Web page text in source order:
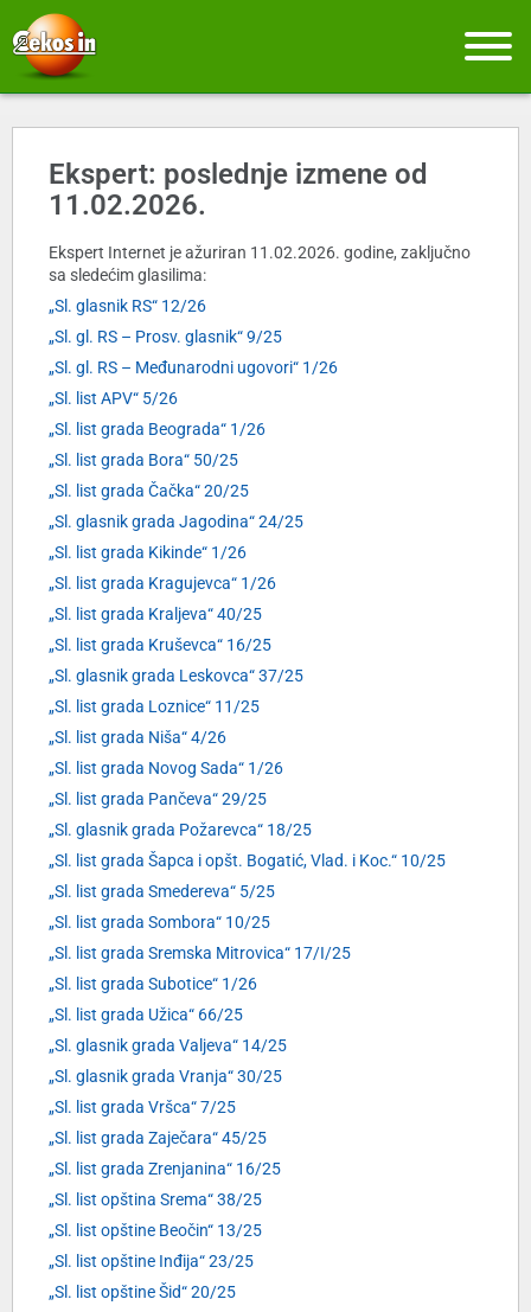
Ekspert: poslednje izmene od
11.02.2026.
Ekspert Internet je ažuriran 11.02.2026. godine, zaključno
sa sledećim glasilima:
„Sl. glasnik RS“ 12/26
„Sl. gl. RS – Prosv. glasnik“ 9/25
„Sl. gl. RS – Međunarodni ugovori“ 1/26
„Sl. list APV“ 5/26
„Sl. list grada Beograda“ 1/26
„Sl. list grada Bora“ 50/25
„Sl. list grada Čačka“ 20/25
„Sl. glasnik grada Jagodina“ 24/25
„Sl. list grada Kikinde“ 1/26
„Sl. list grada Kragujevca“ 1/26
„Sl. list grada Kraljeva“ 40/25
„Sl. list grada Kruševca“ 16/25
„Sl. glasnik grada Leskovca“ 37/25
„Sl. list grada Loznice“ 11/25
„Sl. list grada Niša“ 4/26
„Sl. list grada Novog Sada“ 1/26
„Sl. list grada Pančeva“ 29/25
„Sl. glasnik grada Požarevca“ 18/25
„Sl. list grada Šapca i opšt. Bogatić, Vlad. i Koc.“ 10/25
„Sl. list grada Smedereva“ 5/25
„Sl. list grada Sombora“ 10/25
„Sl. list grada Sremska Mitrovica“ 17/I/25
„Sl. list grada Subotice“ 1/26
„Sl. list grada Užica“ 66/25
„Sl. glasnik grada Valjeva“ 14/25
„Sl. glasnik grada Vranja“ 30/25
„Sl. list grada Vršca“ 7/25
„Sl. list grada Zaječara“ 45/25
„Sl. list grada Zrenjanina“ 16/25
„Sl. list opština Srema“ 38/25
„Sl. list opštine Beočin“ 13/25
„Sl. list opštine Inđija“ 23/25
„Sl. list opštine Šid“ 20/25